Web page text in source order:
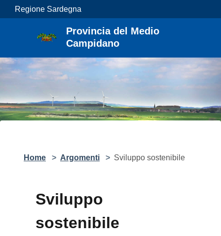
Salta al contenuto principale
Regione Sardegna
Provincia del Medio
Campidano
Home > Argomenti > Sviluppo sostenibile
Sviluppo
sostenibile